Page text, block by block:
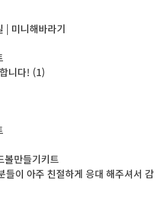
| 미니해바라기
니다! (1)
볼만들기키트
들이 아주 친절하게 응대 해주셔서 감